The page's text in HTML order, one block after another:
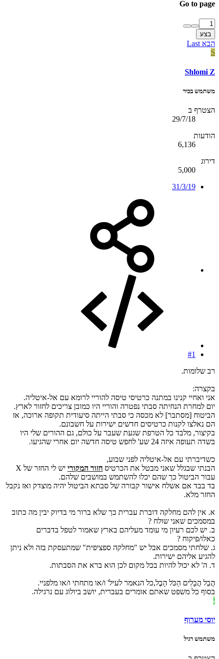
Go to page
בצע
הבא Last
S
Shlomi Z
משתמש בכיר
הצטרף ב
29/7/18
הודעות
6,136
דירוג
5,000
31/3/19
#1
רב שלומות.
בקצרה:
אני ואחיי קנינו במתנה כרטיסי טיסה להוריי לרומא עם אל-איטליה.
יום למחרת הנחיתה סבתי נפטרה והוריי היו כמובן צריכים לחזור לארץ.
הביטוח [מסתבר] לא מכסה כי סבתי הייתה סיעודית תקופה ארוכה, אז
הם נאלצו לקנות כרטיסים חדשים ישירות על חשבונם.
בקיצור, מלבד כל הטרפת שגעת שעבר על כולם, גם ההורים שלי היו
בשדה תעופה איזה 24 שע' לחפש טיסה חדשה יום אחרי שהגיעו.
כשדיברתי עם אל-איטליה לפני שבוע,
הבנתי שבגלל שאני מבטל את הכרטיס חזור המקורי
יש לי החזר של X
עבור הביטול כך שהם יכלו להשתמש במושבים שלהם.
בד בבד אם אשלח אישור קבורה של סבתא הביטול יהיה מוצדק ואז נקבל
החזר מלא.
א. אין להם מחלקה דוברת עברית כך שלא ברור מי בדיוק יבין מה כתוב
במסמכים שאני שולח ?
ב. יש לכם רעיון מי עומד מעליהם בארץ שאמור לטפל בדברים
כאלו/פיקוח ?
ג. שלחתי מסמכים אבל יש "מחלקה ספציפית" שמתעסקת בזה ולא ניתן
להגיע אליהם ישירות.
ד. ה' לא יכול להיות בכל מקום לכן הוא ברא את הסבתות.
הֲבֵל הֲבָלִים הַכֹּל הָבֶל,כל הנאמר לעיל' ו/או מתחתי ו/או מלפניי.
בסוף כל משפט שאתם אומרים בעברית, יושב ביולוג עם נרגילה.
י
יוסי מערוף
משתמש רגיל